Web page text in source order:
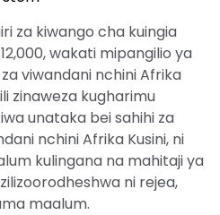
za kiwango cha kuingia
wakati mipangilio ya
viwandani nchini Afrika
zinaweza kugharimu
unataka bei sahihi za
nchini Afrika Kusini, ni
kulingana na mahitaji ya
ni rejea,
maalum.